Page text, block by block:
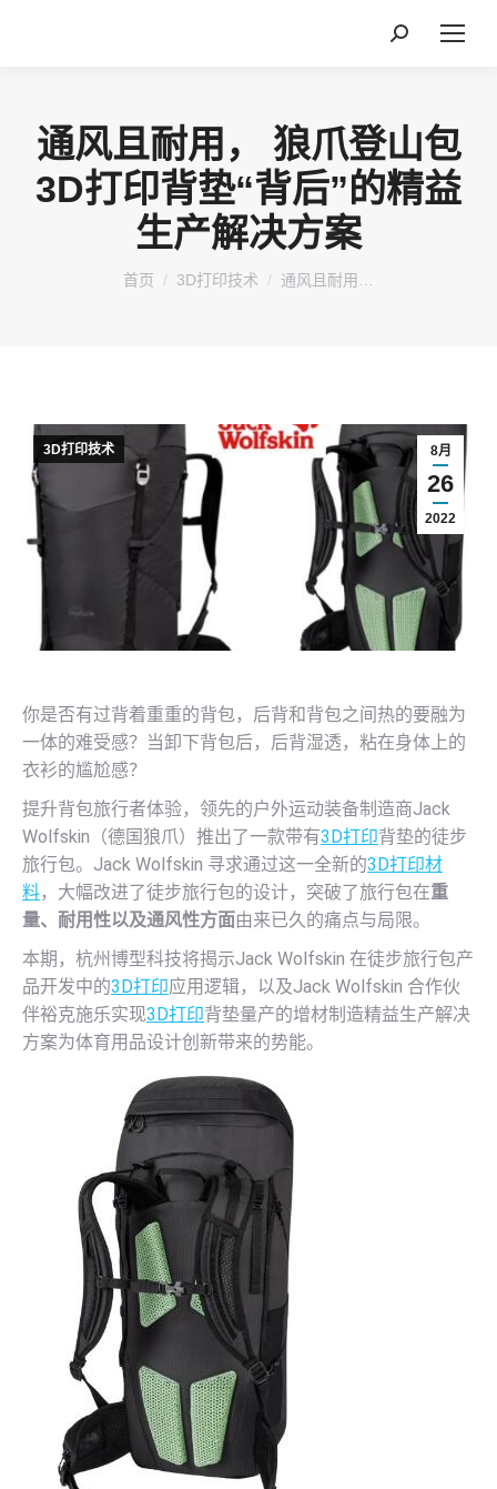
搜
通风且耐用， 狼爪登山包
3D打印背垫“背后”的精益
生产解决方案
您在这里：
首页 3D打印技术 通风且耐用…
8月
26
2022
3D打印技术
你是否有过背着重重的背包，后背和背包之间热的要融为
一体的难受感？当卸下背包后，后背湿透，粘在身体上的
衣衫的尴尬感？
提升背包旅行者体验，领先的户外运动装备制造商Jack
Wolfskin（德国狼爪）推出了一款带有3D打印背垫的徒步
旅行包。Jack Wolfskin 寻求通过这一全新的3D打印材
料，大幅改进了徒步旅行包的设计，突破了旅行包在重
量、耐用性以及通风性方面由来已久的痛点与局限。
本期，杭州博型科技将揭示Jack Wolfskin 在徒步旅行包产
品开发中的3D打印应用逻辑，以及Jack Wolfskin 合作伙
伴裕克施乐实现3D打印背垫量产的增材制造精益生产解决
方案为体育用品设计创新带来的势能。